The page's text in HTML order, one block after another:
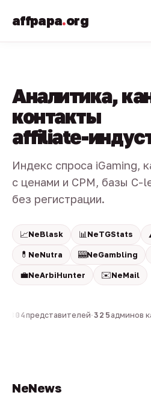
affpapa.org
Аналитика,
контакты
affiliate-
Индекс спроса iGaming,
с ценами и CPM, базы C-
без регистрации.
📈NeBlask 📊 NeTGStats
💊 NeNutra 🎰NeGambling
💼NeArbiHunter ✉️NeMail
804представителей·325 админов
NeNews